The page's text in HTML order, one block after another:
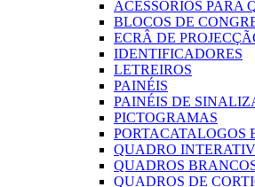
ACESSÓRIOS PARA
BLOCOS DE
ECRÂ DE
IDENTIFICADORES
LETREIROS
PAINÉIS
PAINÉIS DE
PICTOGRAMAS
PORTACATALOGOS
QUADRO
QUADROS
QUADROS DE